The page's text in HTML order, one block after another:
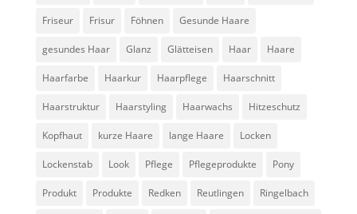
Friseur Frisur Föhnen Gesunde Haare
gesundes Haar Glanz Glätteisen Haar Haare
Haarfarbe Haarkur Haarpflege Haarschnitt
Haarstruktur Haarstyling Haarwachs Hitzeschutz
Kopfhaut kurze Haare lange Haare Locken
Lockenstab Look Pflege Pflegeprodukte Pony
Produkt Produkte Redken Reutlingen Ringelbach